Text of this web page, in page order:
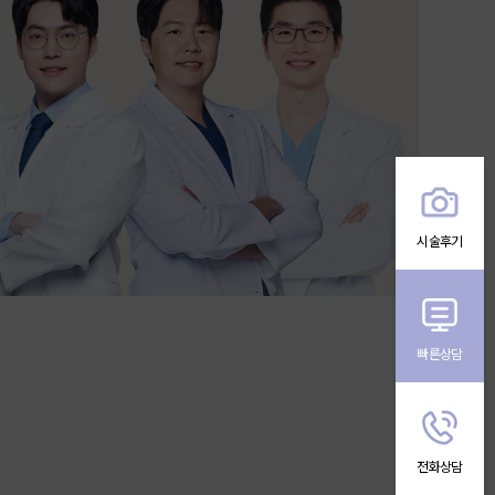
시술후기
빠른상담
전화상담